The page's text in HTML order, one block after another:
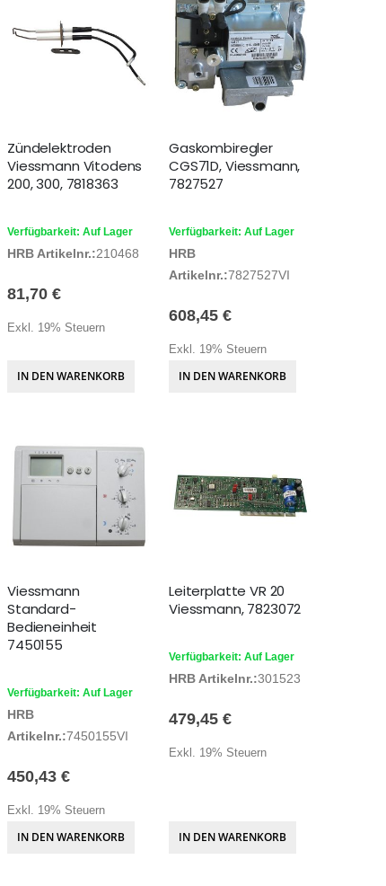
Zündelektroden
Viessmann Vitodens
200, 300, 7818363
Verfügbarkeit: Auf Lager
HRB Artikelnr.:210468
81,70 €
Exkl. 19% Steuern
IN DEN WARENKORB
Gaskombiregler
CGS71D, Viessmann,
7827527
Verfügbarkeit: Auf Lager
HRB
Artikelnr.:7827527VI
608,45 €
Exkl. 19% Steuern
IN DEN WARENKORB
Viessmann
Standard-
Bedieneinheit
7450155
Verfügbarkeit: Auf Lager
HRB
Artikelnr.:7450155VI
450,43 €
Exkl. 19% Steuern
IN DEN WARENKORB
Leiterplatte VR 20
Viessmann, 7823072
Verfügbarkeit: Auf Lager
HRB Artikelnr.:301523
479,45 €
Exkl. 19% Steuern
IN DEN WARENKORB